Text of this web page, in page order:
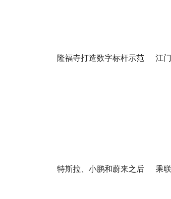
隆福寺打造数字标杆示范 江
特斯拉、小鹏和蔚来之后 乘